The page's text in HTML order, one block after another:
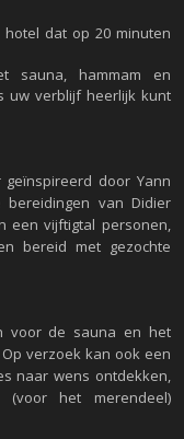
dat op 20 minuten
sauna, hammam en
uw verblijf heerlijk kunt
door Yann
van Didier
een vijftigtal personen,
bereid met gezochte
voor de sauna en het
verzoek kan ook een
naar wens ontdekken,
(voor het merendeel)